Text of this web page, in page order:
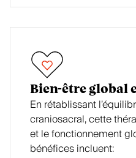
Bien-être global
En rétablissant
craniosacral, cette
et le fonctionnement
bénéfices incluent: